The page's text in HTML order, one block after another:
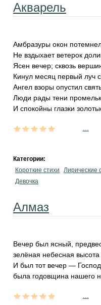
Акварель
Амбразуры окон
Не вздыхает ветерок
Ясен вечер; сквозь
Кинул месяц первый луч
Ангел взоры опустил
Люди рады тени
И спокойны глазки
Категории:
Короткие стихи
Лирические
Девочка
Алмаз
Вечер был ясный,
зелёная небесная
И был тот вечер —
была годовщина нашего